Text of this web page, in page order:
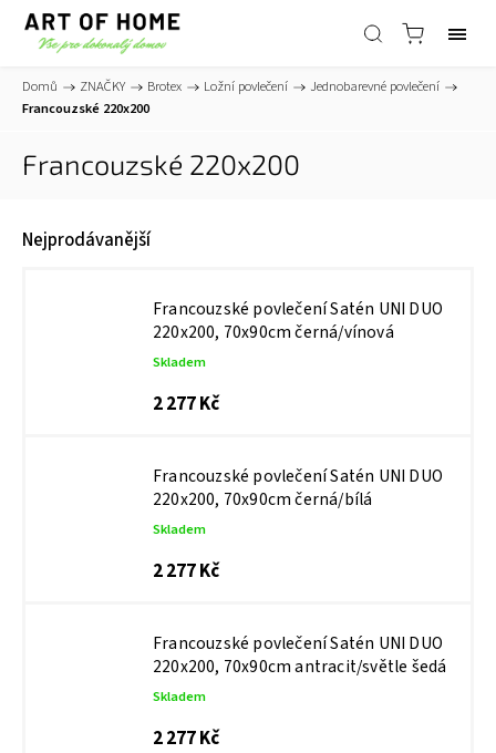
Domů / ZNAČKY / Brotex / Ložní povlečení / Jednobarevné povlečení /
Francouzské 220x200
Francouzské 220x200
Nejprodávanější
Francouzské povlečení Satén UNI DUO
220x200, 70x90cm černá/vínová
Skladem
2 277 Kč
Francouzské povlečení Satén UNI DUO
220x200, 70x90cm černá/bílá
Skladem
2 277 Kč
Francouzské povlečení Satén UNI DUO
220x200, 70x90cm antracit/světle šedá
Skladem
2 277 Kč